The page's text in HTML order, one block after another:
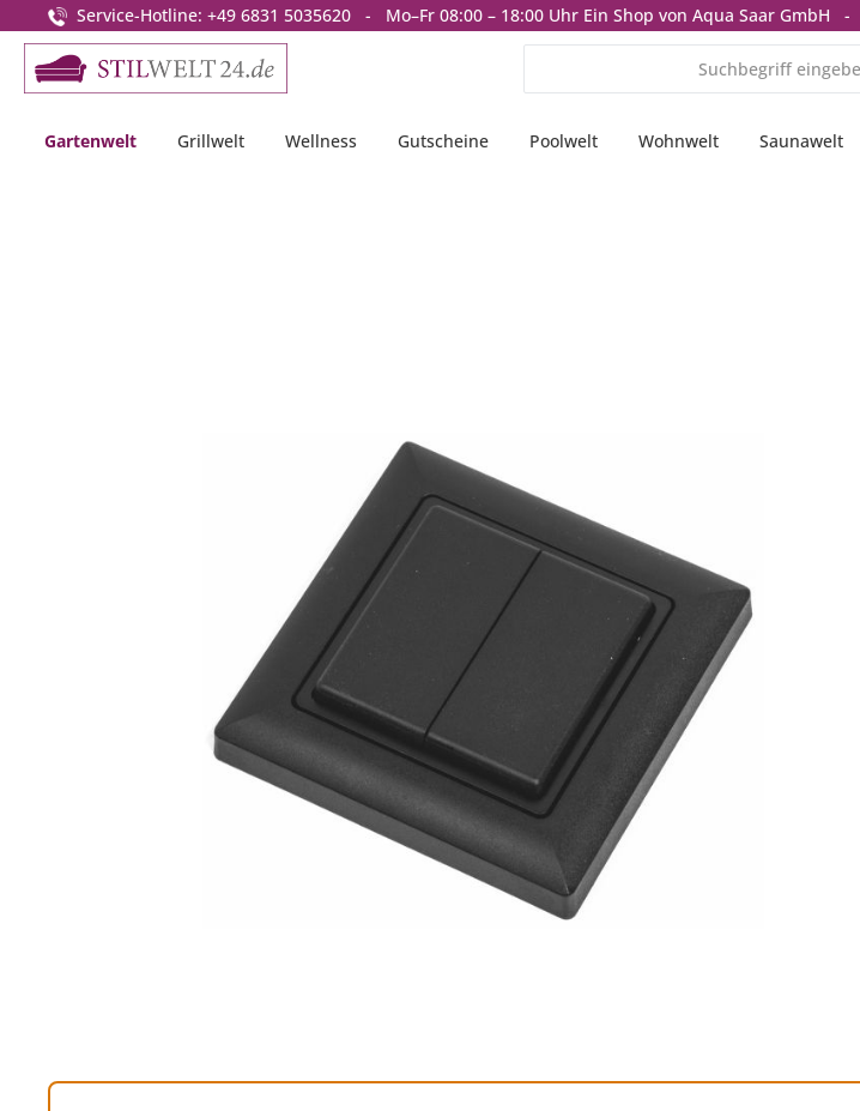
Zur Hauptnavigation springen
Service-Hotline: +49 6831 5035620 - Mo–Fr 08:00 – 18:00 Uhr Ein Shop von Aqua Saar GmbH -
Gartenwelt Grillwelt Wellness Gutscheine Poolwelt Wohnwelt Saunawelt